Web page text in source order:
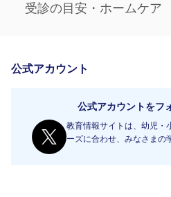
受診の目安・ホームケア
公式アカウント
公式アカウントをフ
教育情報サイトは、幼児・
ーズに合わせ、みなさまの